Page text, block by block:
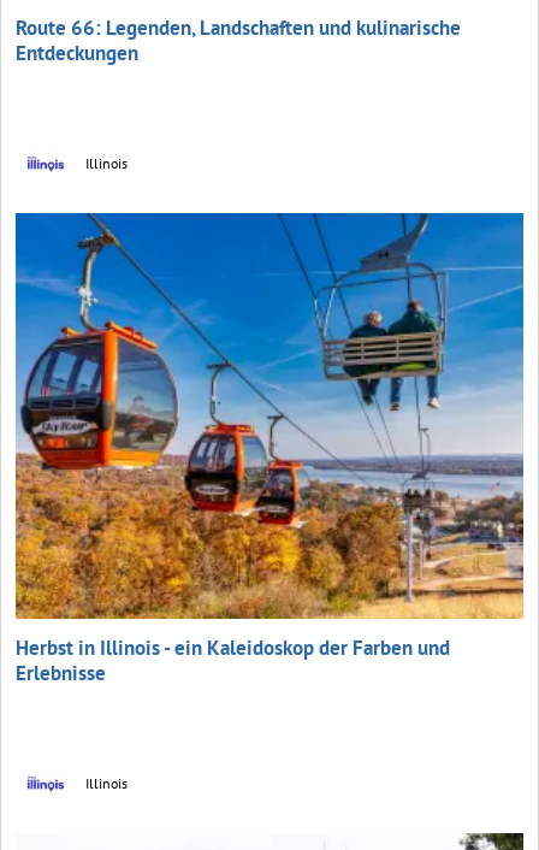
Route 66: Legenden, Landschaften und kulinarische
Entdeckungen
Illinois
Herbst in Illinois - ein Kaleidoskop der Farben und
Erlebnisse
Illinois